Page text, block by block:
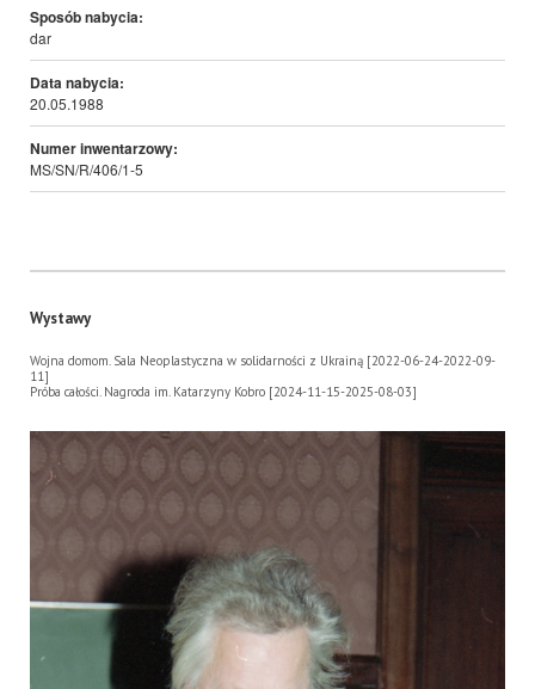
Sposób nabycia:
dar
Data nabycia:
20.05.1988
Numer inwentarzowy:
MS/SN/R/406/1-5
Wystawy
Wojna domom. Sala Neoplastyczna w solidarności z Ukrainą [2022-06-24-2022-09-
11]
Próba całości. Nagroda im. Katarzyny Kobro [2024-11-15-2025-08-03]